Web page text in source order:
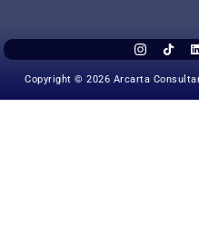
Copyright © 2026 Arcarta